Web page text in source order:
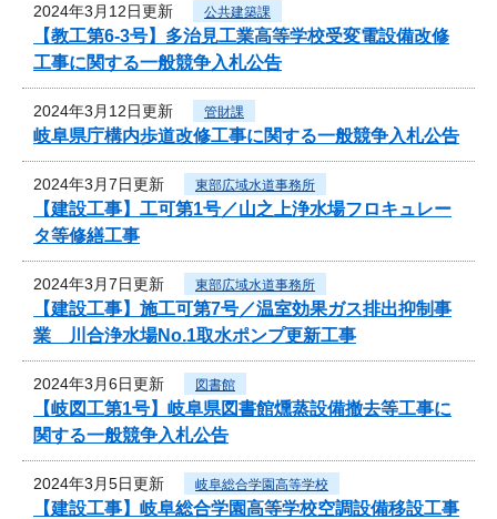
2024年3月12日更新 公共建築課
【教工第6-3号】多治見工業高等学校受変電設備改修
工事に関する一般競争入札公告
2024年3月12日更新 管財課
岐阜県庁構内歩道改修工事に関する一般競争入札公告
2024年3月7日更新 東部広域水道事務所
【建設工事】工可第1号／山之上浄水場フロキュレー
タ等修繕工事
2024年3月7日更新 東部広域水道事務所
【建設工事】施工可第7号／温室効果ガス排出抑制事
業 川合浄水場No.1取水ポンプ更新工事
2024年3月6日更新 図書館
【岐図工第1号】岐阜県図書館燻蒸設備撤去等工事に
関する一般競争入札公告
2024年3月5日更新 岐阜総合学園高等学校
【建設工事】岐阜総合学園高等学校空調設備移設工事